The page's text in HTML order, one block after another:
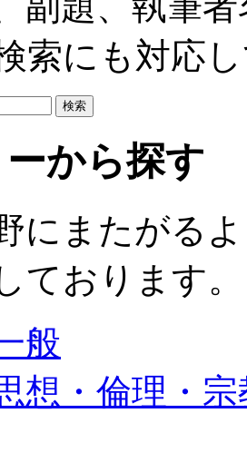
索にも対応
から探す
にまたがる
ております。
般
想・倫理・宗